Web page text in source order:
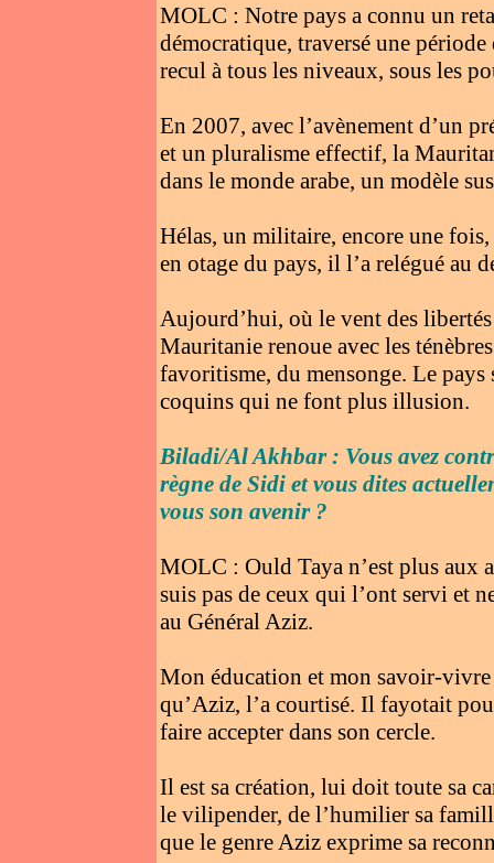
MOLC : Notre pays a connu un
démocratique, traversé une
recul à tous les niveaux, sous les
En 2007, avec l’avènement d’un
et un pluralisme effectif, la
dans le monde arabe, un modèle
Hélas, un militaire, encore une
en otage du pays, il l’a relégué au
Aujourd’hui, où le vent des
Mauritanie renoue avec les
favoritisme, du mensonge. Le pays
coquins qui ne font plus illusion.
Biladi/Al Akhbar : Vous avez
règne de Sidi et vous dites
vous son avenir ?
MOLC : Ould Taya n’est plus aux
suis pas de ceux qui l’ont servi et
au Général Aziz.
Mon éducation et mon savoir-vivre
qu’Aziz, l’a courtisé. Il fayotait
faire accepter dans son cercle.
Il est sa création, lui doit toute sa
le vilipender, de l’humilier sa
que le genre Aziz exprime sa